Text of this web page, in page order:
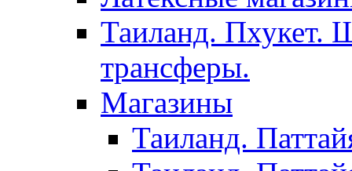
Таиланд. Пхукет.
трансферы.
Магазины
Таиланд.